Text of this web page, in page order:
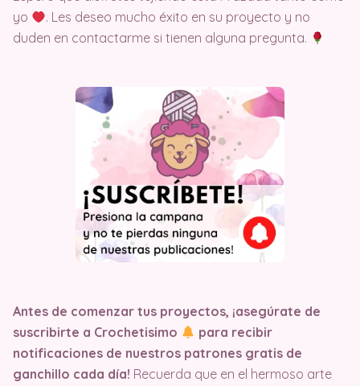
yo
. Les deseo mucho éxito en su proyecto y no
duden en contactarme si tienen alguna pregunta.
Antes de comenzar tus proyectos, ¡asegúrate de
suscribirte a Crochetisimo
para recibir
notificaciones de nuestros patrones gratis de
ganchillo cada día! Recuerda que en el hermoso arte